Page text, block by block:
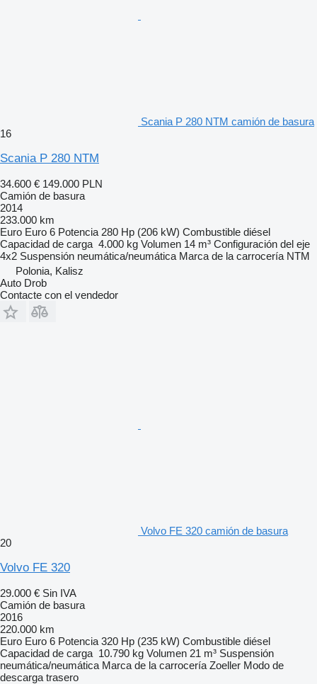
Scania P 280 NTM camión de basura
16
Scania P 280 NTM
34.600 € 149.000 PLN
Camión de basura
2014
233.000 km
Euro Euro 6 Potencia 280 Hp (206 kW) Combustible diésel
Capacidad de carga 4.000 kg Volumen 14 m³ Configuración del eje
4x2 Suspensión neumática/neumática Marca de la carrocería NTM
Polonia, Kalisz
Auto Drob
Contacte con el vendedor
Volvo FE 320 camión de basura
20
Volvo FE 320
29.000 € Sin IVA
Camión de basura
2016
220.000 km
Euro Euro 6 Potencia 320 Hp (235 kW) Combustible diésel
Capacidad de carga 10.790 kg Volumen 21 m³ Suspensión
neumática/neumática Marca de la carrocería Zoeller Modo de
descarga trasero